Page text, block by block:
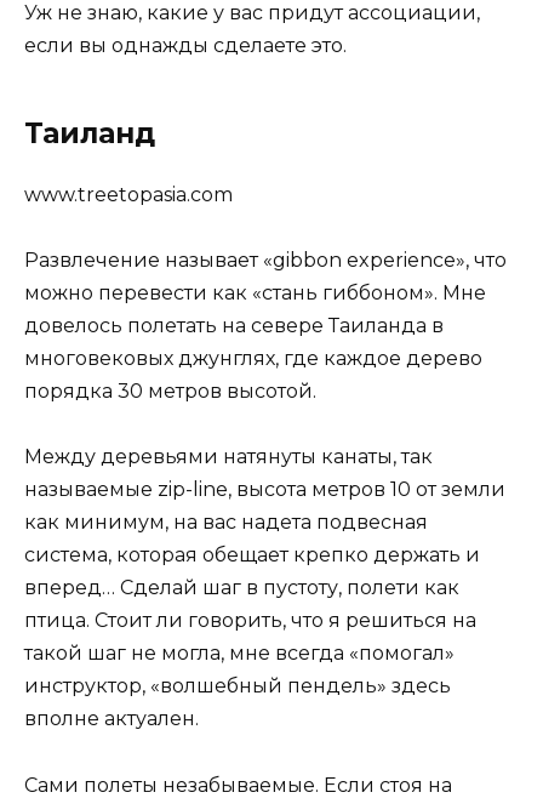
Уж не знаю, какие у вас придут ассоциации,
если вы однажды сделаете это.
Таиланд
www.treetopasia.com
Развлечение называет «gibbon experience», что
можно перевести как «стань гиббоном». Мне
довелось полетать на севере Таиланда в
многовековых джунглях, где каждое дерево
порядка 30 метров высотой.
Между деревьями натянуты канаты, так
называемые zip-line, высота метров 10 от земли
как минимум, на вас надета подвесная
система, которая обещает крепко держать и
вперед… Сделай шаг в пустоту, полети как
птица. Стоит ли говорить, что я решиться на
такой шаг не могла, мне всегда «помогал»
инструктор, «волшебный пендель» здесь
вполне актуален.
Сами полеты незабываемые. Если стоя на